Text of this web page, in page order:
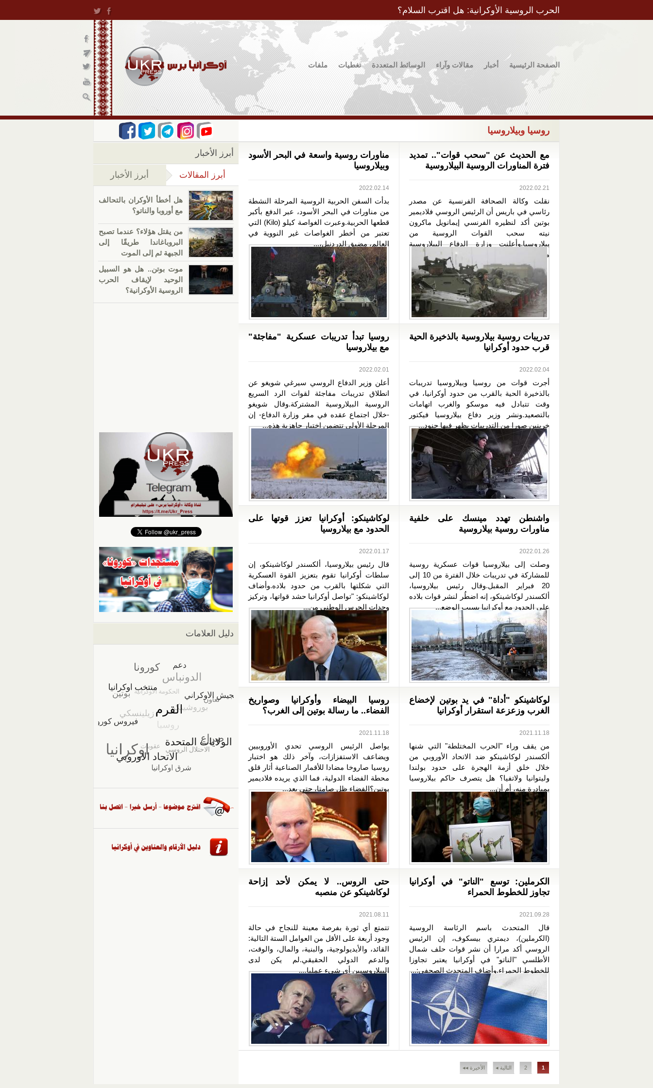
الحرب الروسية الأوكرانية: هل اقترب السلام؟
الصفحة الرئيسية أخبار مقالات وآراء الوسائط المتعددة تغطيات ملفات
روسيا وبيلاروسيا
مع الحديث عن "سحب قوات".. تمديد
فترة المناورات الروسية البيلاروسية
2022.02.21
نقلت وكالة الصحافة الفرنسية عن مصدر
رئاسي في باريس أن الرئيس الروسي فلاديمير
بوتين أكد لنظيره الفرنسي إيمانويل ماكرون
نيته سحب القوات الروسية من
بيلاروسيا.وأعلنت وزارة الدفاع البيلاروسية
مساء اليوم...
مناورات روسية واسعة في البحر الأسود
وبيلاروسيا
2022.02.14
بدأت السفن الحربية الروسية المرحلة النشطة
من مناورات في البحر الأسود، عبر الدفع بأكبر
قطعها الحربية.وعبرت الغواصة كيلو (Kilo) التي
تعتبر من أخطر الغواصات غير النووية في
العالم، مضيق الدردنيل،...
تدريبات روسية بيلاروسية بالذخيرة الحية
قرب حدود أوكرانيا
2022.02.04
أجرت قوات من روسيا وبيلاروسيا تدريبات
بالذخيرة الحية بالقرب من حدود أوكرانيا، في
وقت تتبادل فيه موسكو والغرب اتهامات
بالتصعيد.ونشر وزير دفاع بيلاروسيا فيكتور
خرينين صورا من التدريبات يظهر فيها جنود...
روسيا تبدأ تدريبات عسكرية "مفاجئة"
مع بيلاروسيا
2022.02.01
أعلن وزير الدفاع الروسي سيرغي شويغو عن
انطلاق تدريبات مفاجئة لقوات الرد السريع
الروسية البيلاروسية المشتركة.وقال شويغو
-خلال اجتماع عقده في مقر وزارة الدفاع- إن
المرحلة الأولى تتضمن اختبار جاهزية هذه...
واشنطن تهدد مينسك على خلفية
مناورات روسية بيلاروسية
2022.01.26
وصلت إلى بيلاروسيا قوات عسكرية روسية
للمشاركة في تدريبات خلال الفترة من 10 إلى
20 فبراير المقبل.وقال رئيس بيلاروسيا،
ألكسندر لوكاشينكو، إنه اضطُر لنشر قوات بلاده
على الحدود مع أوكرانيا بسبب الوضع...
لوكاشينكو: أوكرانيا تعزز قوتها على
الحدود مع بيلاروسيا
2022.01.17
قال رئيس بيلاروسيا، ألكسندر لوكاشينكو، إن
سلطات أوكرانيا تقوم بتعزيز القوة العسكرية
التي شكلتها بالقرب من حدود بلاده.وأضاف
لوكاشينكو: "تواصل أوكرانيا حشد قواتها، وتركيز
وحدات الحرس الوطني من...
لوكاشينكو "أداة" في يد بوتين لإخضاع
الغرب وزعزعة استقرار أوكرانيا
2021.11.18
من يقف وراء "الحرب المختلطة" التي شنها
ألكسندر لوكاشينكو ضد الاتحاد الأوروبي من
خلال خلق أزمة الهجرة على حدود بولندا
وليتوانيا ولاتفيا؟ هل يتصرف حاكم بيلاروسيا
بمبادرة منه، أم أن...
روسيا البيضاء وأوكرانيا وصواريخ
الفضاء.. ما رسالة بوتين إلى الغرب؟
2021.11.18
يواصل الرئيس الروسي تحدي الأوروبيين
ويضاعف الاستفزازات، وآخر ذلك هو اختبار
روسيا صاروخا مضادا للأقمار الصناعية أثار قلق
محطة الفضاء الدولية، فما الذي يريده فلاديمير
بوتين؟الفضاء ظل صامتا، حتى بعد...
الكرملين: توسع "الناتو" في أوكرانيا
تجاوز للخطوط الحمراء
2021.09.28
قال المتحدث باسم الرئاسة الروسية
(الكرملين)، ديمتري بيسكوف، إن الرئيس
الروسي أكد مرارا أن نشر قوات حلف شمال
الأطلسي "الناتو" في أوكرانيا يعتبر تجاوزا
للخطوط الحمراء.وأضاف المتحدث الصحفي:...
حتى الروس.. لا يمكن لأحد إزاحة
لوكاشينكو عن منصبه
2021.08.11
تتمتع أي ثورة بفرصة معينة للنجاح في حالة
وجود أربعة على الأقل من العوامل الستة التالية:
القائد، والأيديولوجية، والبنية، والمال، والوقت،
والدعم الدولي الحقيقي.لم يكن لدى
البيلاروسيين أي شيء عمليا....
الصفحات
1
2 التالية ◂ الأخيرة ◂◂
أبرز الأخبار
أبرز المقالات (علامة التبويب النشطة)
أبرز الأخبار
هل أخطأ الأوكران بالتحالف
مع أوروبا والناتو؟
من يقتل هؤلاء؟ عندما تصبح
البروباغاندا طريقًا إلى
الجبهة ثم إلى الموت
موت بوتن.. هل هو السبيل
الوحيد لإيقاف الحرب
الروسية الأوكرانية؟
دليل العلامات